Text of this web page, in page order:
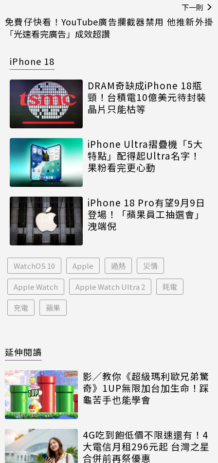
下一則
免費仔快看！YouTube廣告攔截器禁用 他推新外掛
「光速看完廣告」成效超讚
iPhone 18
DRAM奇缺成iPhone 18瓶
頸！台積電10億美元待封裝
晶片只能枯等
iPhone Ultra摺疊機「5大
特點」配得起Ultra名字！
果粉看完更心動
iPhone 18 Pro有望9月9日
登場！「蘋果員工抽選會」
洩端倪
WatchOS 10 Apple 過熱 災情
Apple Watch Apple Watch Ultra 2 耗電
充電 蘋果
延伸閱讀
影／教你《超級瑪利歐兄弟驚
奇》1UP無限加台加生命！踩
龜苦手也能學會
4G吃到飽低價不限速還有！4
大電信月租296元起 台灣之星
合併前再祭優惠